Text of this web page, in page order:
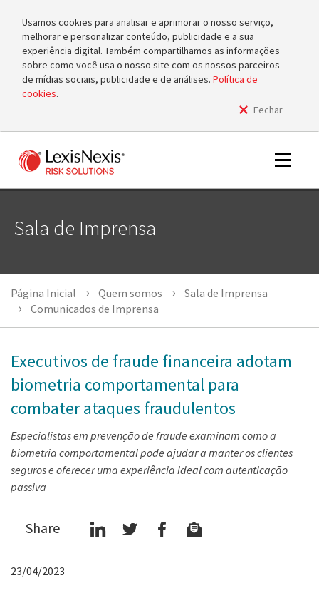
Usamos cookies para analisar e aprimorar o nosso serviço,
melhorar e personalizar conteúdo, publicidade e a sua
experiência digital. Também compartilhamos as informações
sobre como você usa o nosso site com os nossos parceiros
de mídias sociais, publicidade e de análises. Política de
cookies.
Fechar
Toggle
Sala de Imprensa
Página Inicial Quem somos
Sala de Imprensa
Comunicados de Imprensa
Executivos de fraude financeira adotam
biometria comportamental para
combater ataques fraudulentos
Especialistas em prevenção de fraude examinam como a
biometria comportamental pode ajudar a manter os clientes
seguros e oferecer uma experiência ideal com autenticação
passiva
Share
23/04/2023